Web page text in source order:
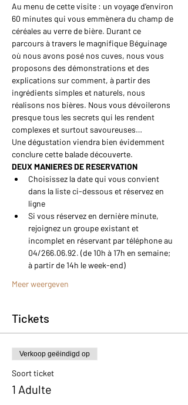
Au menu de cette visite : un voyage d’environ
60 minutes qui vous emmènera du champ de
céréales au verre de bière. Durant ce
parcours à travers le magnifique Béguinage
où nous avons posé nos cuves, nous vous
proposons des démonstrations et des
explications sur comment, à partir des
ingrédients simples et naturels, nous
réalisons nos bières. Nous vous dévoilerons
presque tous les secrets qui les rendent
complexes et surtout savoureuses…
Une dégustation viendra bien évidemment
conclure cette balade découverte.
DEUX MANIERES DE RESERVATION
Choisissez la date qui vous convient
dans la liste ci-dessous et réservez en
ligne
Si vous réservez en dernière minute,
rejoignez un groupe existant et
incomplet en réservant par téléphone au
04/266.06.92. (de 10h à 17h en semaine;
à partir de 14h le week-end)
Meer weergeven
Tickets
Verkoop geëindigd op
Soort ticket
1 Adulte